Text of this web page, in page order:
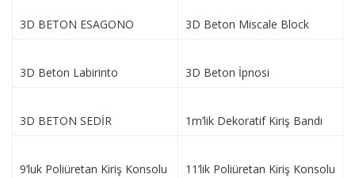
3D BETON ESAGONO 3D Beton Miscale Block
3D Beton Labirinto 3D Beton İpnosi
3D BETON SEDİR 1m’lik Dekoratif Kiriş Bandı
9’luk Poliüretan Kiriş Konsolu 11’lik Poliüretan Kiriş Konsolu